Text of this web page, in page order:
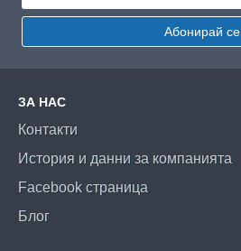
Абонирай се
ЗА НАС
Контакти
История и данни за компанията
Facebook страница
Блог